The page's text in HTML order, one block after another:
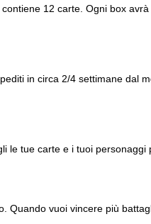
12 carte. Ogni box
in circa 2/4 settimane dal
le tue carte e i tuoi personaggi
Quando vuoi vincere più